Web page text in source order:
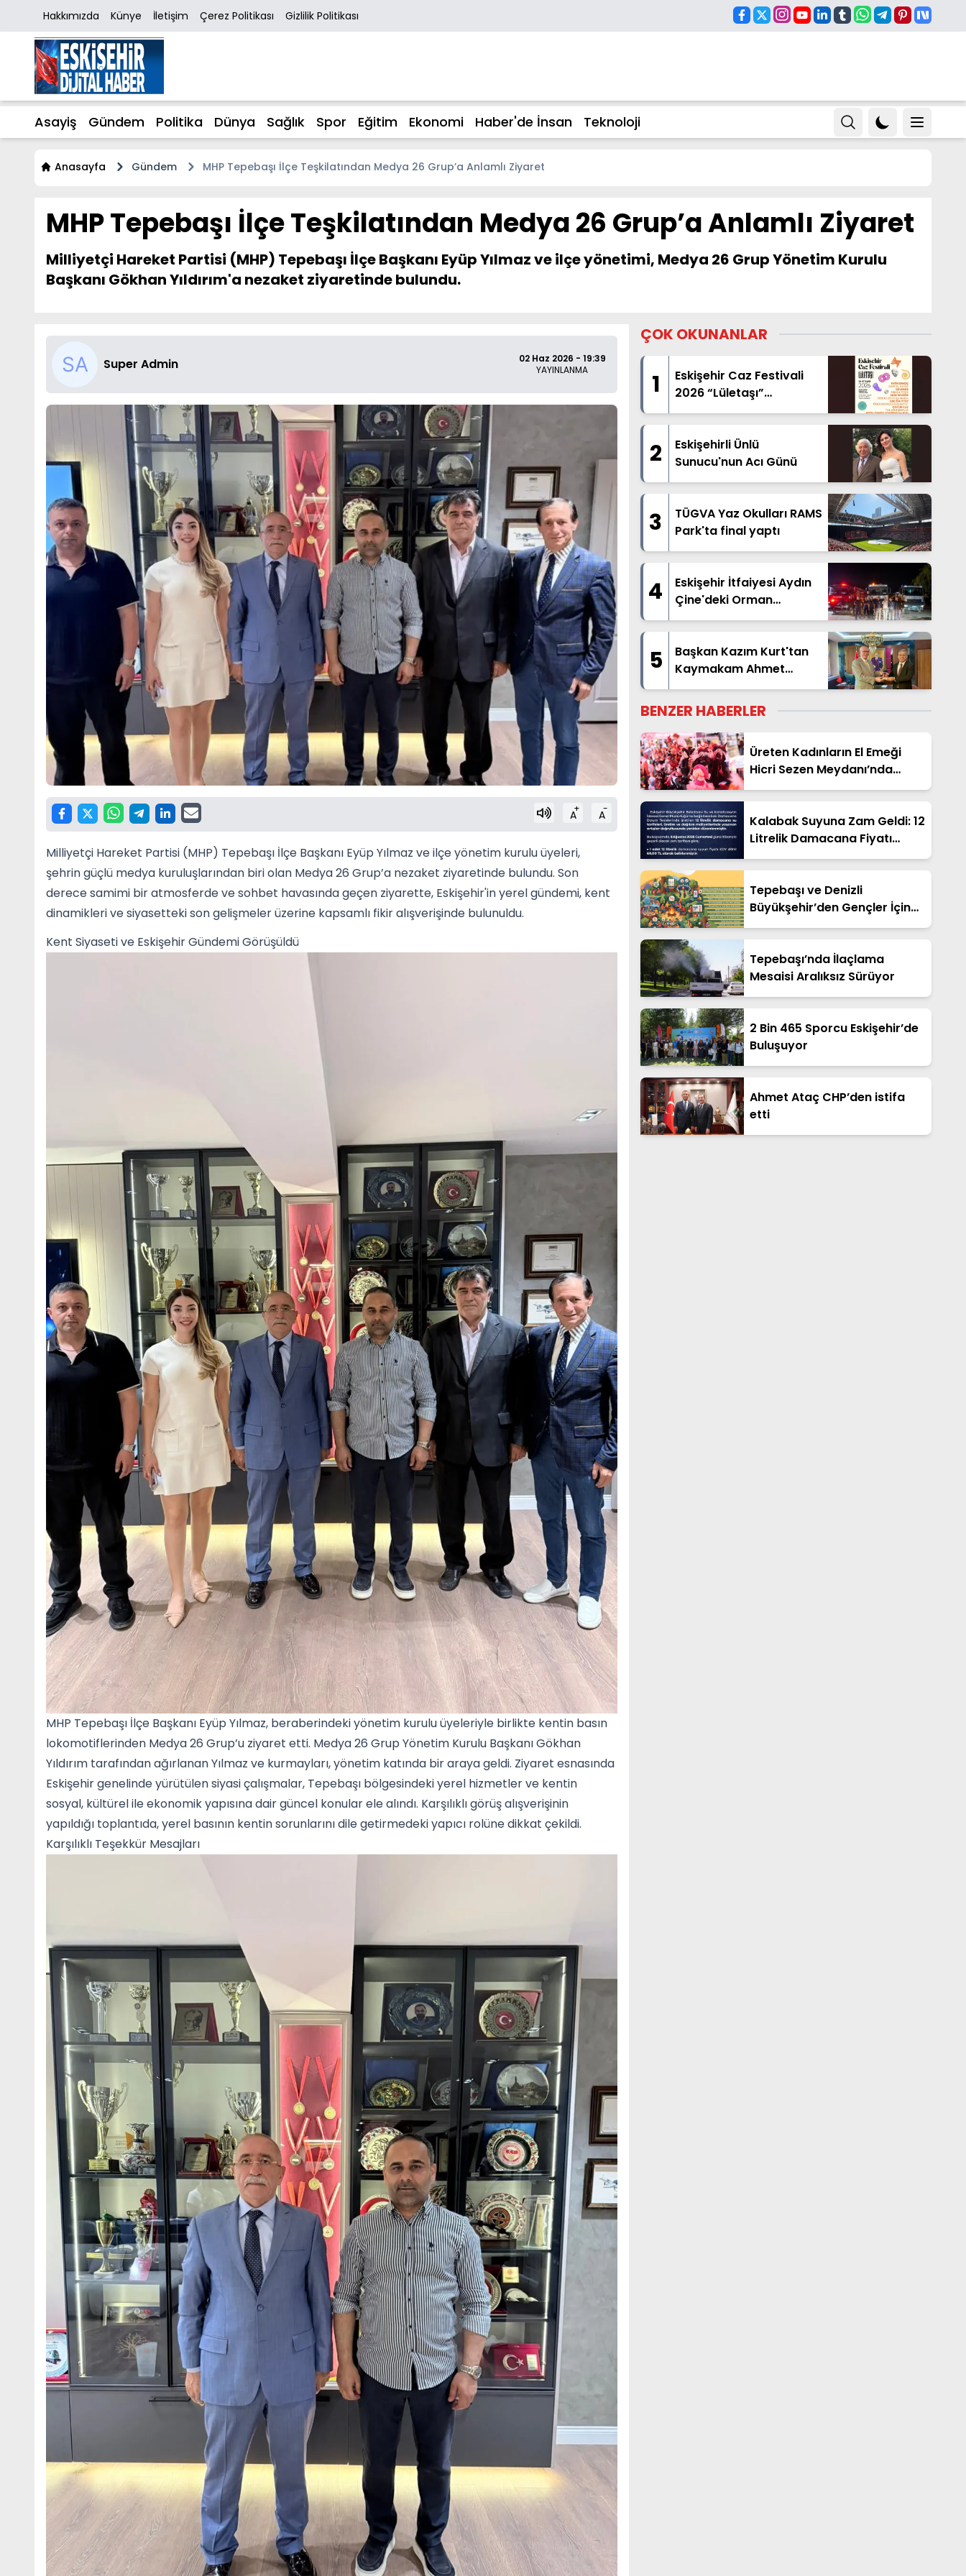
Hakkımızda Künye İletişim Çerez Politikası Gizlilik Politikası
Asayiş Gündem Politika Dünya Sağlık Spor Eğitim Ekonomi Haber'de İnsan Teknoloji
Anasayfa Gündem MHP Tepebaşı İlçe Teşkilatından Medya 26 Grup’a Anlamlı Ziyaret
MHP Tepebaşı İlçe Teşkilatından Medya 26 Grup’a Anlamlı Ziyaret
Milliyetçi Hareket Partisi (MHP) Tepebaşı İlçe Başkanı Eyüp Yılmaz ve ilçe yönetimi, Medya 26 Grup Yönetim Kurulu
Başkanı Gökhan Yıldırım'a nezaket ziyaretinde bulundu.
Super Admin
02 Haz 2026 - 19:39
YAYINLANMA
A+ A-
Milliyetçi Hareket Partisi (MHP) Tepebaşı İlçe Başkanı Eyüp Yılmaz ve ilçe yönetim kurulu üyeleri,
şehrin güçlü medya kuruluşlarından biri olan Medya 26 Grup’a nezaket ziyaretinde bulundu. Son
derece samimi bir atmosferde ve sohbet havasında geçen ziyarette, Eskişehir'in yerel gündemi, kent
dinamikleri ve siyasetteki son gelişmeler üzerine kapsamlı fikir alışverişinde bulunuldu.
Kent Siyaseti ve Eskişehir Gündemi Görüşüldü
MHP Tepebaşı İlçe Başkanı Eyüp Yılmaz, beraberindeki yönetim kurulu üyeleriyle birlikte kentin basın
lokomotiflerinden Medya 26 Grup’u ziyaret etti. Medya 26 Grup Yönetim Kurulu Başkanı Gökhan
Yıldırım tarafından ağırlanan Yılmaz ve kurmayları, yönetim katında bir araya geldi. Ziyaret esnasında
Eskişehir genelinde yürütülen siyasi çalışmalar, Tepebaşı bölgesindeki yerel hizmetler ve kentin
sosyal, kültürel ile ekonomik yapısına dair güncel konular ele alındı. Karşılıklı görüş alışverişinin
yapıldığı toplantıda, yerel basının kentin sorunlarını dile getirmedeki yapıcı rolüne dikkat çekildi.
Karşılıklı Teşekkür Mesajları
ÇOK OKUNANLAR
1
Eskişehir Caz Festivali
2026 “Lületaşı”
Temasıyla Geliyor
2
Eskişehirli Ünlü
Sunucu'nun Acı Günü
3
TÜGVA Yaz Okulları RAMS
Park'ta final yaptı
4
Eskişehir İtfaiyesi Aydın
Çine'deki Orman
Yangınına Destek İçin
5
Başkan Kazım Kurt'tan
Kaymakam Ahmet
Hikmet Şahin'e Ziyaret
BENZER HABERLER
Üreten Kadınların El Emeği
Hicri Sezen Meydanı’nda
Hayat Bulacak
Kalabak Suyuna Zam Geldi: 12
Litrelik Damacana Fiyatı
Güncellendi!
Tepebaşı ve Denizli
Büyükşehir’den Gençler İçin
Ücretsiz Cankurtaran Yaz
Tepebaşı’nda İlaçlama
Mesaisi Aralıksız Sürüyor
2 Bin 465 Sporcu Eskişehir’de
Buluşuyor
Ahmet Ataç CHP’den istifa
etti